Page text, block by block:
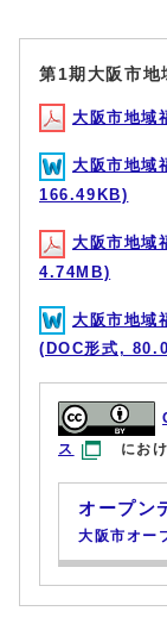
第1期大阪市
大阪市地域
大阪市地域
166.49KB)
大阪市地域
4.74MB)
大阪市地域
(DOC形式,
ス
にお
オープン
大阪市オー